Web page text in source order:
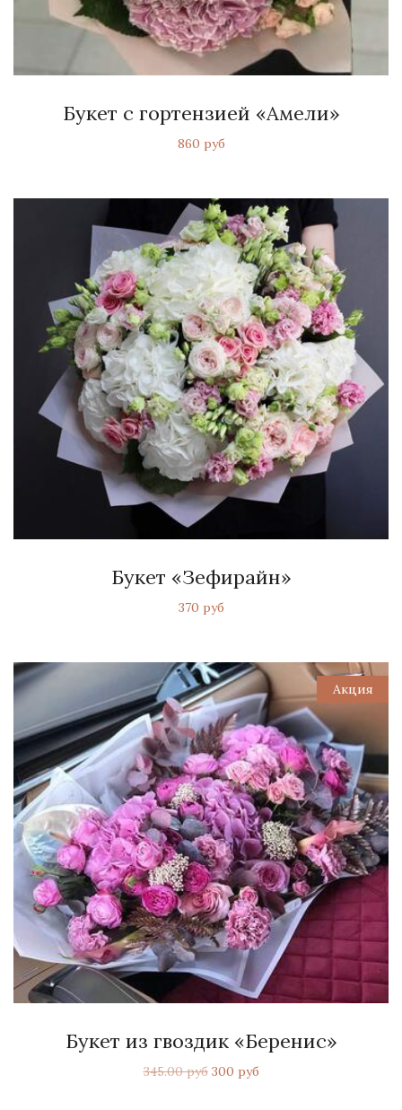
Букет с гортензией «Амели»
860 руб
Букет «Зефирайн»
370 руб
Акция
Букет из гвоздик «Беренис»
345.00 руб 300 руб